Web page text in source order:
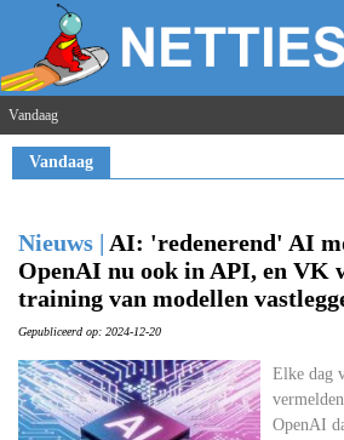
Vandaag
Vandaag
Nieuws | AI: 'redenerend' AI
OpenAI nu ook in API, en VK
training van modellen
Gepubliceerd op: 2024-12-20
Elke dag
OpenAI